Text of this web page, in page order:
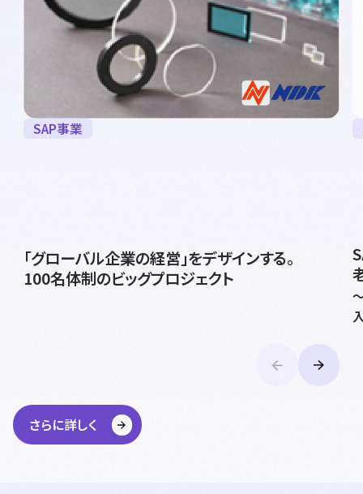
SAP事業
「グローバル企業の経営」をデザインする。
100名体制のビッグプロジェクト
さらに詳しく